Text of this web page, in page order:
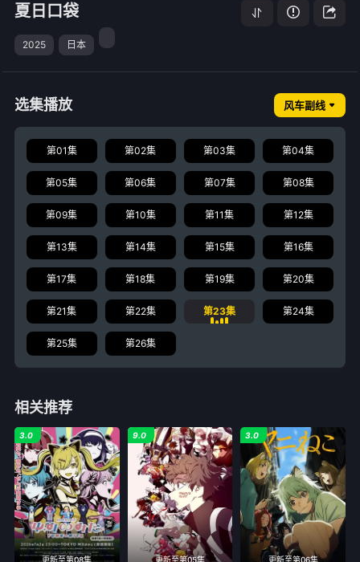
夏日口袋
2025 日本
选集播放 风车副线
第01集 第02集 第03集 第04集
第05集 第06集 第07集 第08集
第09集 第10集 第11集 第12集
第13集 第14集 第15集 第16集
第17集 第18集 第19集 第20集
第21集 第22集 第23集 第24集
第25集 第26集
相关推荐
更新至第08集
3.0
更新至第05集
9.0
更新至第06集
3.0